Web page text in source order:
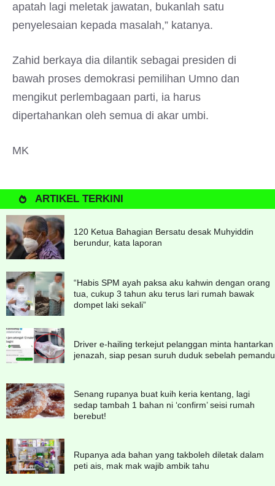
apatah lagi meletak jawatan, bukanlah satu
penyelesaian kepada masalah,” katanya.
Zahid berkaya dia dilantik sebagai presiden di
bawah proses demokrasi pemilihan Umno dan
mengikut perlembagaan parti, ia harus
dipertahankan oleh semua di akar umbi.
MK
ARTIKEL TERKINI
120 Ketua Bahagian Bersatu desak Muhyiddin
berundur, kata laporan
“Habis SPM ayah paksa aku kahwin dengan orang
tua, cukup 3 tahun aku terus lari rumah bawak
dompet laki sekali”
Driver e-hailing terkejut pelanggan minta hantarkan
jenazah, siap pesan suruh duduk sebelah pemandu
Senang rupanya buat kuih keria kentang, lagi
sedap tambah 1 bahan ni ‘confirm’ seisi rumah
berebut!
Rupanya ada bahan yang takboleh diletak dalam
peti ais, mak mak wajib ambik tahu